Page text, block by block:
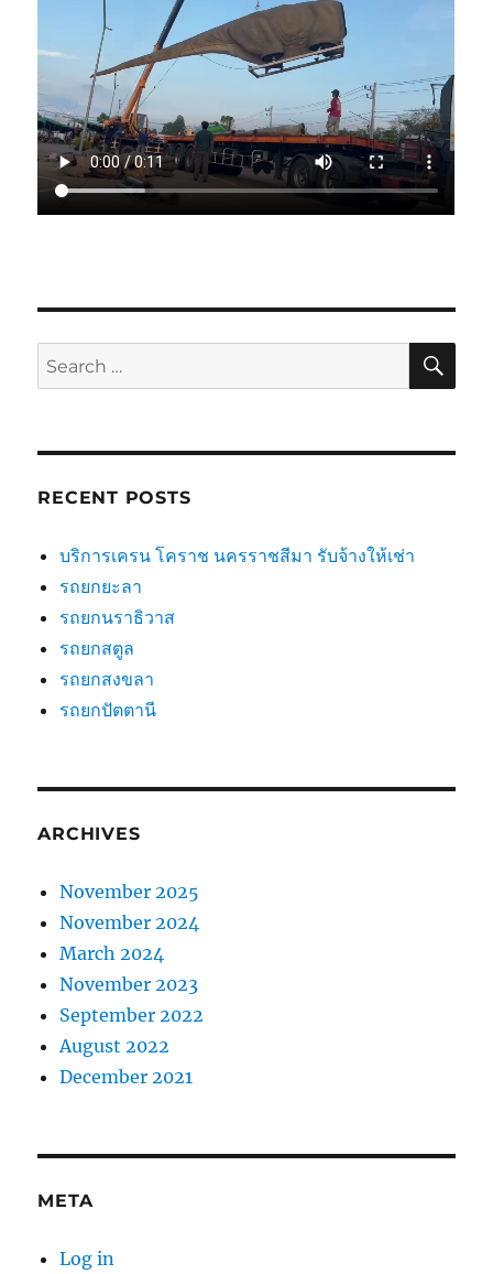
Search
for:
RECENT POSTS
บริการเครน โคราช นครราชสีมา รับจ้างให้เช่า
รถยกยะลา
รถยกนราธิวาส
รถยกสตูล
รถยกสงขลา
รถยกปัตตานี
ARCHIVES
November 2025
November 2024
March 2024
November 2023
September 2022
August 2022
December 2021
META
Log in